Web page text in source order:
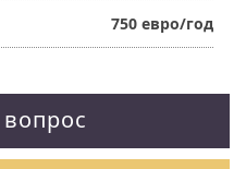
750 евро/год